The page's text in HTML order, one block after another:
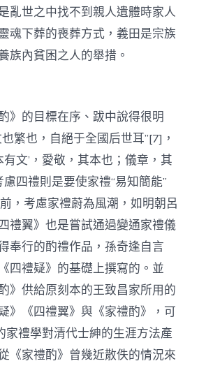
亂世之中找不到親人遺體時家人
魂下葬的喪葬方式，義田是宗族
族內貧困之人的舉措。
》的目標在序、跋中說得很明
繁也，自絕于全國后世耳”[7]，
有文’，愛敬，其本也；儀章，其
四禮則是要使家禮“易知簡能”
，考慮家禮蔚為風潮，如明朝呂
禮翼》也是嘗試通過變通家禮儀
奉行的酌禮作品，孫奇逢自言
四禮疑》的基礎上撰寫的。並
》供給原刻本的王致昌家所用的
》《四禮翼》與《家禮酌》，可
家禮學對清代士紳的生涯方法產
《家禮酌》曾幾近散佚的情況來